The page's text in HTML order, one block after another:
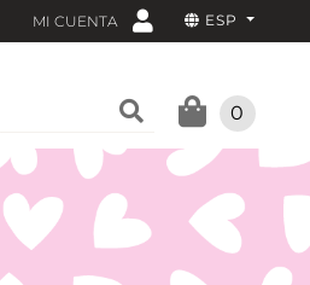
MI CUENTA ESP
0